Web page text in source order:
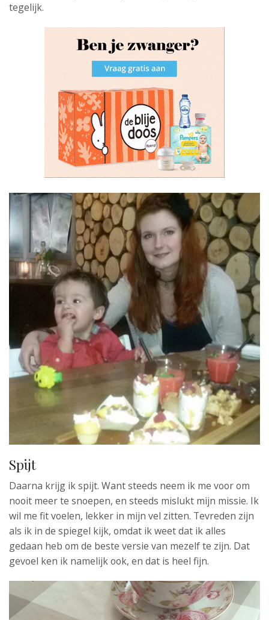
tegelijk.
Spijt
Daarna krijg ik spijt. Want steeds neem ik me voor om
nooit meer te snoepen, en steeds mislukt mijn missie. Ik
wil me fit voelen, lekker in mijn vel zitten. Tevreden zijn
als ik in de spiegel kijk, omdat ik weet dat ik alles
gedaan heb om de beste versie van mezelf te zijn. Dat
gevoel ken ik namelijk ook, en dat is heel fijn.